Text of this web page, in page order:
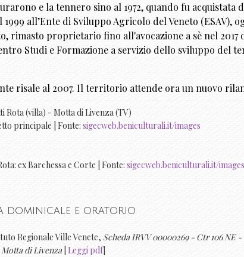
e la tennero sino al 1972, quando fu acquistata
all’Ente di Sviluppo Agricolo del Veneto (ESAV),
rimasto proprietario fino all'avocazione a sè nel 2017
Studi e Formazione a servizio dello sviluppo del
risale al 2007. Il territorio attende ora un nuovo
principale | Fonte: sigecweb.beniculturali.it/images
ex Barchessa e Corte | Fonte: sigecweb.beniculturali.it/images
dominicale e oratorio
Regionale Ville Venete, Scheda IRVV 00000269 - Ctr 106
di Livenza| Leggi pdf]